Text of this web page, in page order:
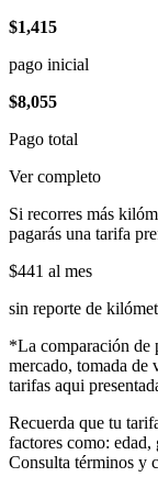
$1,415
pago inicial
$8,055
Pago total
Ver completo
Si recorres más
pagarás una tarifa
$441 al mes
sin reporte de
*La comparación de
mercado, tomada de
tarifas aqui
Recuerda que tu
factores como:
Consulta términos y